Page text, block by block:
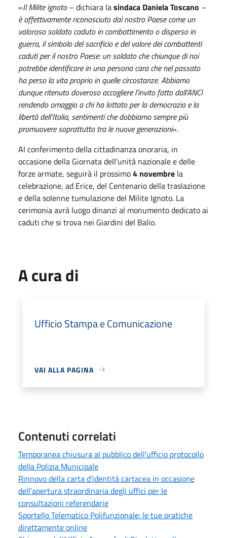
«Il Milite ignoto– dichiara lasindaca Daniela Toscano –
è affettivamente riconosciuto dal nostro Paese come un
valoroso soldato caduto in combattimento o disperso in
guerra, il simbolo del sacrificio e del valore dei combattenti
caduti per il nostro Paese: un soldato che chiunque di noi
potrebbe identificare in una persona cara che nel passato
ha perso la vita proprio in quelle circostanze. Abbiamo
dunque ritenuto doveroso accogliere l’invito fatto dall’ANCI
rendendo omaggio a chi ha lottato per la democrazia e la
libertà dell’Italia, sentimenti che dobbiamo sempre più
promuovere soprattutto tra le nuove generazioni».
Al conferimento della cittadinanza onoraria, in
occasione della Giornata dell’unità nazionale e delle
forze armate, seguirà il prossimo4 novembre la
celebrazione, ad Erice, del Centenario della traslazione
e della solenne tumulazione del Milite Ignoto. La
cerimonia avrà luogo dinanzi al monumento dedicato ai
caduti che si trova nei Giardini del Balio.
A cura di
Ufficio Stampa e Comunicazione
VAI ALLA PAGINA
Contenuti correlati
Temporanea chiusura al pubblico dell'ufficio protocollo
della Polizia Municipale
Rinnovo della carta d’identità cartacea in occasione
dell’apertura straordinaria degli uffici per le
consultazioni referendarie
Sportello Telematico Polifunzionale: le tue pratiche
direttamente online